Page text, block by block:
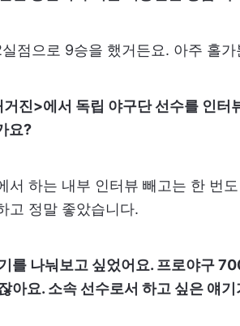
점으로 9승을 했거든요. 아주 홀가
진>에서 독립 야구단 선수를 인터
요?
서 하는 내부 인터뷰 빼고는 한 번
고 정말 좋았습니다.
를 나눠보고 싶었어요. 프로야구
아요. 소속 선수로서 하고 싶은 얘